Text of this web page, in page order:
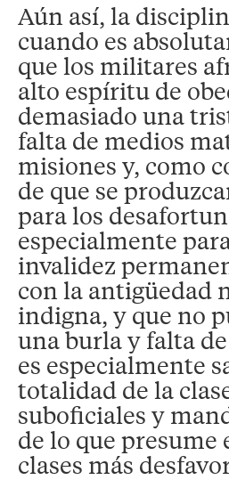
Aún así, la
cuando es
que los militares
alto espíritu de
demasiado una
falta de medios
misiones y, como
de que se
para los
especialmente
invalidez
con la antigüedad
indigna, y que no
una burla y falta
es especialmente
totalidad de la
suboficiales y
de lo que presume
clases más